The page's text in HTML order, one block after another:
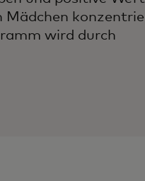
wird durch